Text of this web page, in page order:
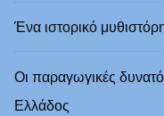
Ένα ιστορικό
Οι παραγωγικές
Ελλάδος